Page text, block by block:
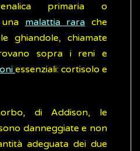
primaria o
malattia rara che
ghiandole, chiamate
sopra i reni e
essenziali: cortisolo e
di Addison, le
danneggiate e non
adeguata dei due